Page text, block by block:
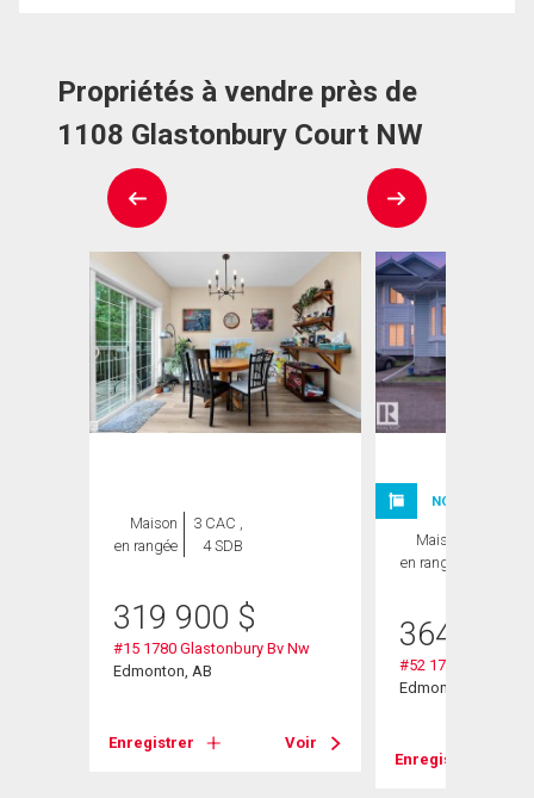
Propriétés à vendre près de
1108 Glastonbury Court NW
Maison
en rangée
3 CAC ,
4 SDB
319 900 $
#15 1780 Glastonbury Bv Nw
Edmonton, AB
Enregistrer Voir
NOUVELLE
Maison
en rangée
364 900
#52 1780
Edmonton, AB
Enregistrer